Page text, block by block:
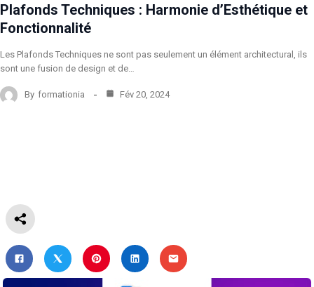
Plafonds Techniques : Harmonie d’Esthétique et
Fonctionnalité
Les Plafonds Techniques ne sont pas seulement un élément architectural, ils
sont une fusion de design et de…
By formationia Fév 20, 2024